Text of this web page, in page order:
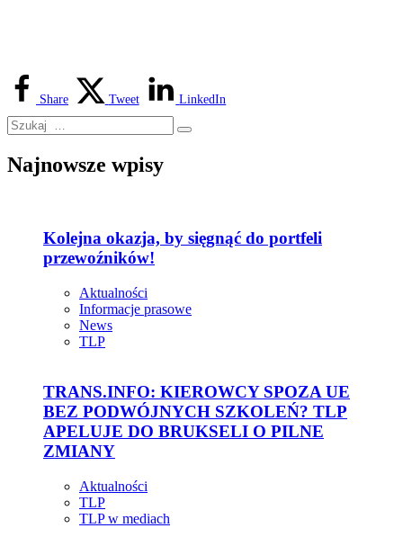
Share Tweet LinkedIn
Najnowsze wpisy
Kolejna okazja, by sięgnąć do portfeli
przewoźników!
Aktualności
Informacje prasowe
News
TLP
TRANS.INFO: KIEROWCY SPOZA UE
BEZ PODWÓJNYCH SZKOLEŃ? TLP
APELUJE DO BRUKSELI O PILNE
ZMIANY
Aktualności
TLP
TLP w mediach